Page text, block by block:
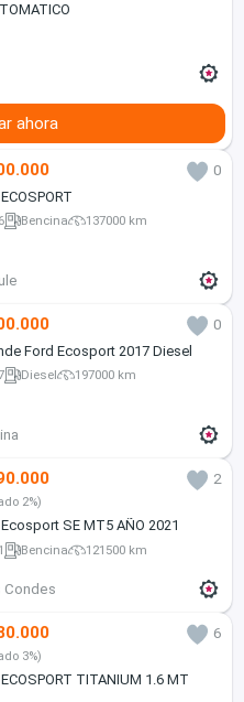
ahora
0
Bencina 137000 km
0
Ford Ecosport 2017 Diesel
Diesel 197000 km
2
2%)
Ecosport SE MT5 AÑO 2021
Bencina 121500 km
Condes
6
3%)
TITANIUM 1.6 MT